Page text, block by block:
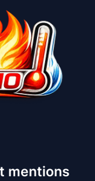
mentions